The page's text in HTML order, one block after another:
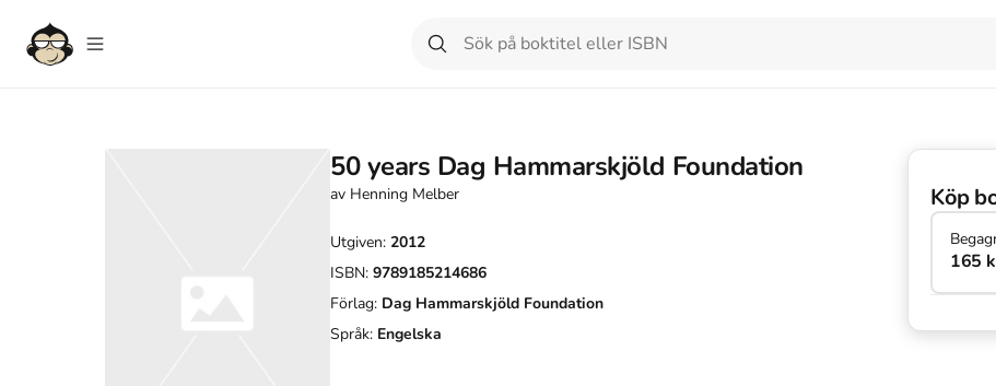
50 years Dag Hammarskjöld Foundation
av Henning Melber
Utgiven: 2012
ISBN: 9789185214686
Förlag: Dag Hammarskjöld Foundation
Språk: Engelska
Köp
165